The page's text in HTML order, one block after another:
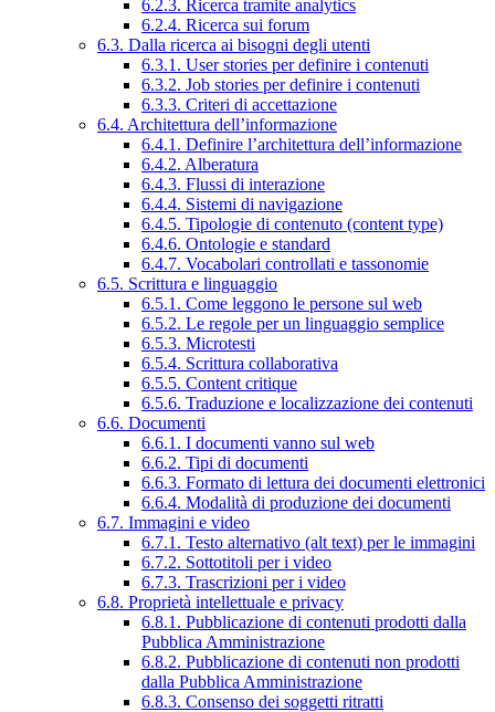
6.2.3. Ricerca tramite analytics
6.2.4. Ricerca sui forum
6.3. Dalla ricerca ai bisogni degli utenti
6.3.1. User stories per definire i contenuti
6.3.2. Job stories per definire i contenuti
6.3.3. Criteri di accettazione
6.4. Architettura dell’informazione
6.4.1. Definire l’architettura dell’informazione
6.4.2. Alberatura
6.4.3. Flussi di interazione
6.4.4. Sistemi di navigazione
6.4.5. Tipologie di contenuto (content type)
6.4.6. Ontologie e standard
6.4.7. Vocabolari controllati e tassonomie
6.5. Scrittura e linguaggio
6.5.1. Come leggono le persone sul web
6.5.2. Le regole per un linguaggio semplice
6.5.3. Microtesti
6.5.4. Scrittura collaborativa
6.5.5. Content critique
6.5.6. Traduzione e localizzazione dei contenuti
6.6. Documenti
6.6.1. I documenti vanno sul web
6.6.2. Tipi di documenti
6.6.3. Formato di lettura dei documenti elettronici
6.6.4. Modalità di produzione dei documenti
6.7. Immagini e video
6.7.1. Testo alternativo (alt text) per le immagini
6.7.2. Sottotitoli per i video
6.7.3. Trascrizioni per i video
6.8. Proprietà intellettuale e privacy
6.8.1. Pubblicazione di contenuti prodotti dalla
Pubblica Amministrazione
6.8.2. Pubblicazione di contenuti non prodotti
dalla Pubblica Amministrazione
6.8.3. Consenso dei soggetti ritratti